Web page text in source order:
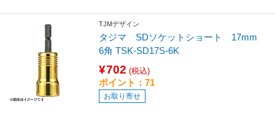
TJMデザイン
タジマ SDソケットショート 17mm
6角 TSK-SD17S-6K
¥702 (税込)
ポイント：71
お取り寄せ